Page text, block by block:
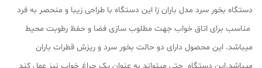
دستگاه بخور سرد مدل باران زا این دستگاه با طراحی زیبا و منحصر به فرد
مناسب برای اتاق خواب جهت مطلوب سازی فضا و حفظ رطوبت محیط
میباشد. این محصول دارای دو حالت بخور سرد و ریزش قطرات باران